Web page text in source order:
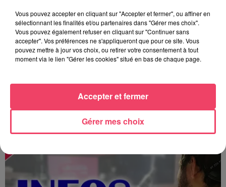
MAGSPORT SOIR 49 07/08/26
Vous pouvez accepter en cliquant sur "Accepter et fermer", ou affiner en
sélectionnant les finalités et/ou partenaires dans "Gérer mes choix".
Vous pouvez également refuser en cliquant sur "Continuer sans
accepter". Vos préférences ne s'appliqueront que pour ce site. Vous
pouvez mettre à jour vos choix, ou retirer votre consentement à tout
moment via le lien "Gérer les cookies" situé en bas de chaque page.
Gérer mes choix
Accepter et fermer